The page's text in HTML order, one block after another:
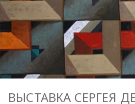
ВЫСТАВКА СЕРГЕЯ